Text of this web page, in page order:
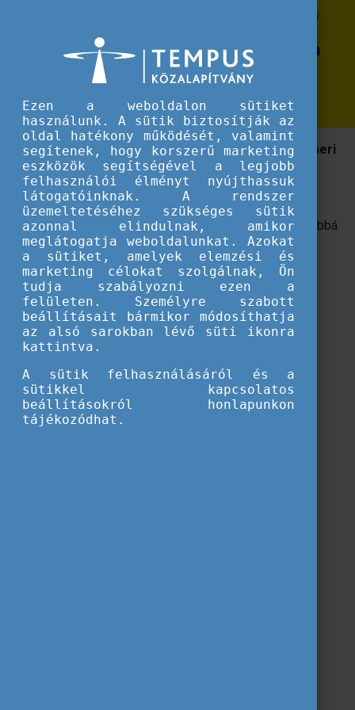
Sustainability in learning mobility: an exploratory study
Sustainability in learning mobility: an
exploratory study
A fenntarthatóság egyre sürgetőbb kérdés az emberi
tevékenységek különböző területein, beleértve a
fiatalok mobilitását is.
A kiadvány támogatni kívánja a mobilitások fenntarthatóbbá
válását. Ennek érdekében vizsgálja a fenntarthatóság
fogalmát és annak a mobilitások során való gyakorlati
megvalósíthatóságát, lehetőségeit.
Letöltés
Ezen a weboldalon sütiket
használunk. A sütik biztosítják az
oldal hatékony működését, valamint
segítenek, hogy korszerű marketing
eszközök segítségével a legjobb
felhasználói élményt nyújthassuk
látogatóinknak. A rendszer
üzemeltetéséhez szükséges sütik
azonnal elindulnak, amikor
meglátogatja weboldalunkat. Azokat
a sütiket, amelyek elemzési és
marketing célokat szolgálnak, Ön
tudja szabályozni ezen a
felületen. Személyre szabott
beállításait bármikor módosíthatja
az alsó sarokban lévő süti ikonra
kattintva.
A sütik felhasználásáról és a
sütikkel kapcsolatos
beállításokról honlapunkon
tájékozódhat.